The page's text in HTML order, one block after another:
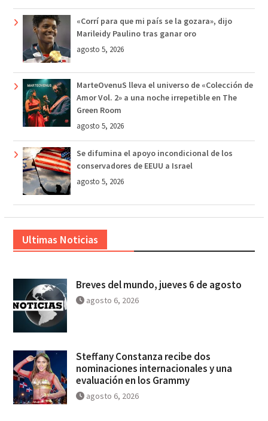
«Corrí para que mi país se la gozara», dijo
Marileidy Paulino tras ganar oro
agosto 5, 2026
MarteOvenuS lleva el universo de «Colección de
Amor Vol. 2» a una noche irrepetible en The
Green Room
agosto 5, 2026
Se difumina el apoyo incondicional de los
conservadores de EEUU a Israel
agosto 5, 2026
Ultimas Noticias
Breves del mundo, jueves 6 de agosto
agosto 6, 2026
Steffany Constanza recibe dos
nominaciones internacionales y una
evaluación en los Grammy
agosto 6, 2026